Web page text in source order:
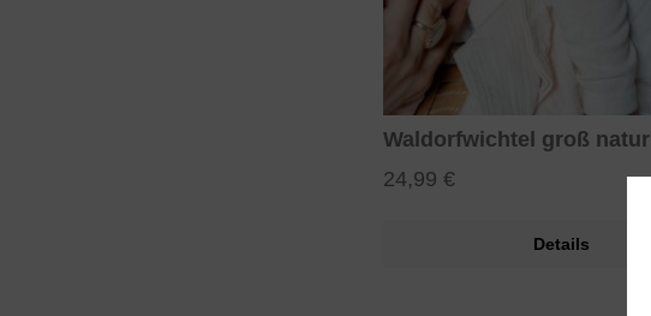
Waldorfwichtel groß natur
24,99 €
Details